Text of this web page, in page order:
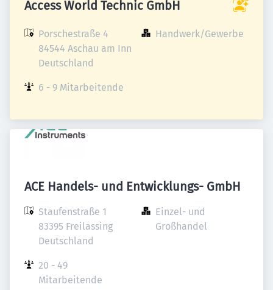
Access World Technic GmbH
Porschestraße 4
84544 Aschau am Inn
Deutschland
Handwerk/Gewerbe
6 - 9 Mitarbeitende
ACE Handels- und Entwicklungs- GmbH
Staufenstraße 1
83395 Freilassing
Deutschland
Einzel- und
Großhandel
20 - 49
Mitarbeitende